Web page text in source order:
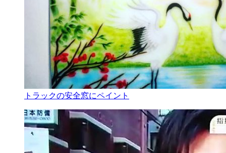
トラックの安全窓にペイント